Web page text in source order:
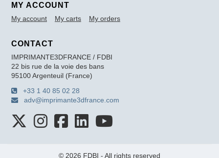
MY ACCOUNT
My account My carts My orders
CONTACT
IMPRIMANTE3DFRANCE / FDBI
22 bis rue de la voie des bans
95100 Argenteuil (France)
+33 1 40 85 02 28
adv@imprimante3dfrance.com
© 2026 FDBI - All rights reserved